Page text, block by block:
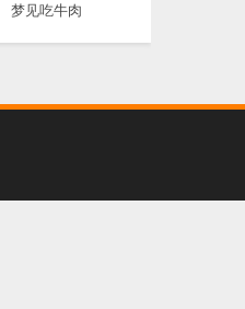
梦见吃牛肉